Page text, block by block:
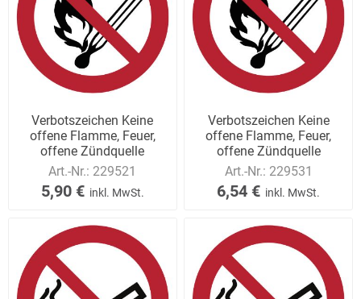
Verbotszeichen Keine
offene Flamme, Feuer,
offene Zündquelle
Art.-Nr.: 229521
5,90 € inkl. MwSt.
Verbotszeichen Keine
offene Flamme, Feuer,
offene Zündquelle
Art.-Nr.: 229531
6,54 € inkl. MwSt.